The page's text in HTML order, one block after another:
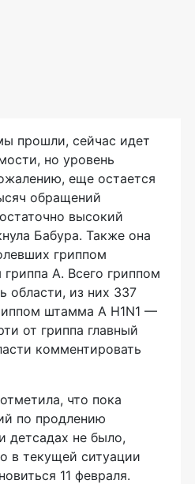
прошли, сейчас идет
но уровень
еще остается
обращений
высокий
Бабура. Также она
гриппом
А. Всего гриппом
области, из них 337
штамма А H1N1 —
от гриппа главный
комментировать
что пока
по продлению
детсадах не было,
в текущей ситуации
11 февраля.